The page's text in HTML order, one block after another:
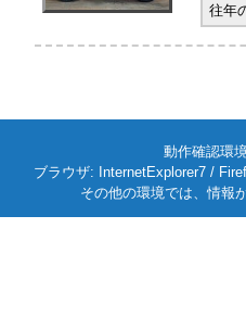
往年
動作確認環
ブラウザ: InternetExplorer7 /
その他の環境では、情報